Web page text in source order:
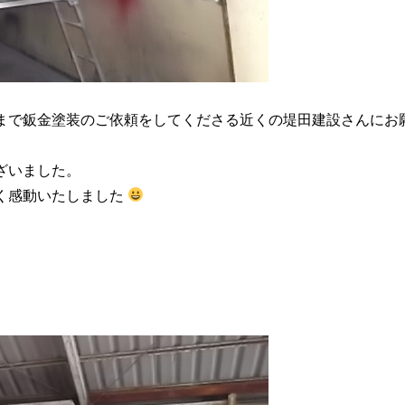
鈑金塗装のご依頼をしてくださる近くの堤田建設さんにお
ました。
感動いたしました